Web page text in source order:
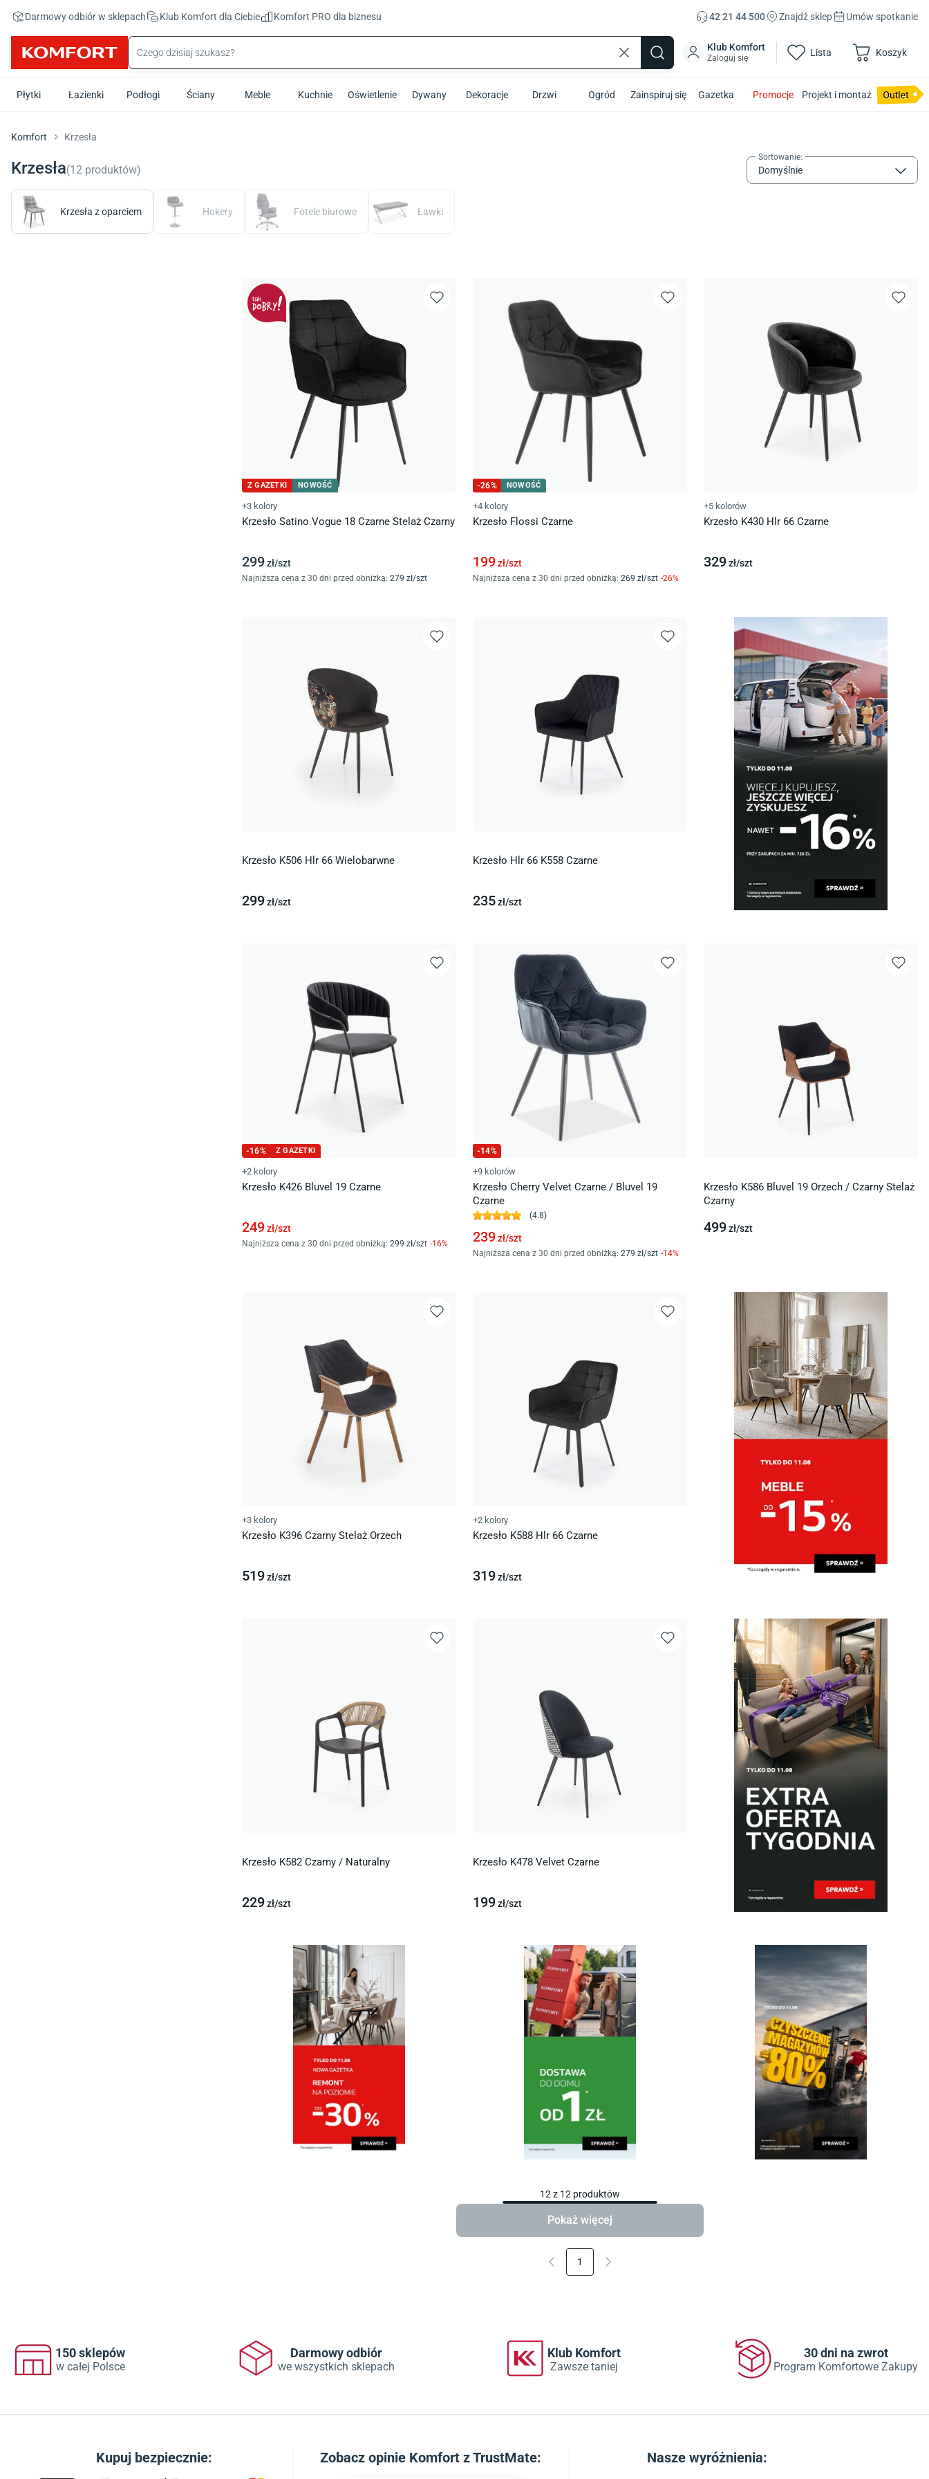
Darmowy odbiór w sklepach Klub Komfort dla Ciebie Komfort PRO dla biznesu 42 21 44 500 Znajdź sklep Umów spotkanie
Klub Komfort
Zaloguj się Lista Koszyk
Płytki Łazienki Podłogi Ściany Meble Kuchnie Oświetlenie Dywany Dekoracje Drzwi Ogród Zainspiruj się Gazetka Promocje Projekt i montaż
Komfort Krzesła
Krzesła(12 produktów)
Sortowanie:
Domyślnie
Krzesła z oparciem Hokery Fotele biurowe Ławki
Z GAZETKI NOWOŚĆ
+3 kolory
Krzesło Satino Vogue 18 Czarne Stelaż Czarny
299zł/szt
Najniższa cena z 30 dni przed obniżką: 279 zł/szt
-26% NOWOŚĆ
+4 kolory
Krzesło Flossi Czarne
199zł/szt
Najniższa cena z 30 dni przed obniżką: 269 zł/szt -26%
+5 kolorów
Krzesło K430 Hlr 66 Czarne
329zł/szt
Krzesło K506 Hlr 66 Wielobarwne
299zł/szt
Krzesło Hlr 66 K558 Czarne
235zł/szt
-16% Z GAZETKI
+2 kolory
Krzesło K426 Bluvel 19 Czarne
249zł/szt
Najniższa cena z 30 dni przed obniżką: 299 zł/szt -16%
-14%
+9 kolorów
Krzesło Cherry Velvet Czarne / Bluvel 19
Czarne
(4.8)
239zł/szt
Najniższa cena z 30 dni przed obniżką: 279 zł/szt -14%
Krzesło K586 Bluvel 19 Orzech / Czarny Stelaż
Czarny
499zł/szt
+3 kolory
Krzesło K396 Czarny Stelaż Orzech
519zł/szt
+2 kolory
Krzesło K588 Hlr 66 Czarne
319zł/szt
Krzesło K582 Czarny / Naturalny
229zł/szt
Krzesło K478 Velvet Czarne
199zł/szt
12 z 12 produktów
Pokaż więcej
1
150 sklepów
w całej Polsce
Darmowy odbiór
we wszystkich sklepach
Klub Komfort
Zawsze taniej
30 dni na zwrot
Program Komfortowe Zakupy
Kupuj bezpiecznie: Zobacz opinie Komfort z TrustMate: Nasze wyróżnienia: